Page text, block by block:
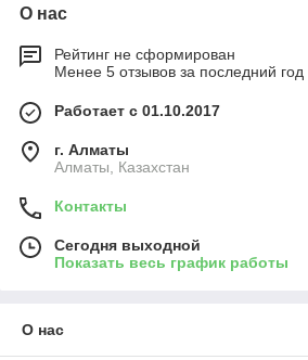
О нас
Рейтинг не сформирован
Менее 5 отзывов за последний год
Работает с 01.10.2017
г. Алматы
Алматы, Казахстан
Контакты
Сегодня выходной
Показать весь график работы
О нас